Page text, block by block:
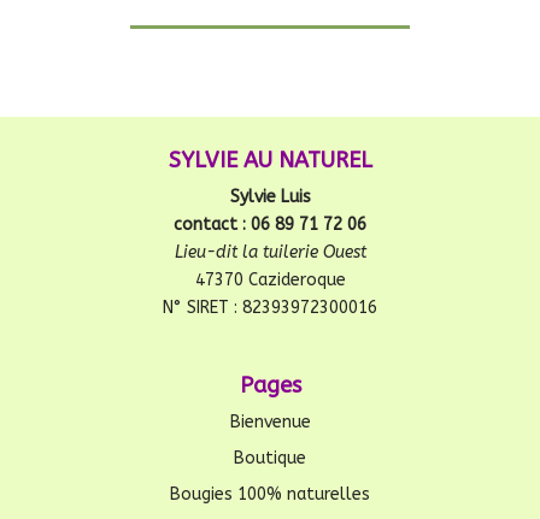
SYLVIE AU NATUREL
Sylvie Luis
contact : 06 89 71 72 06
Lieu-dit la tuilerie Ouest
47370 Cazideroque
N° SIRET : 82393972300016
Pages
Bienvenue
Boutique
Bougies 100% naturelles